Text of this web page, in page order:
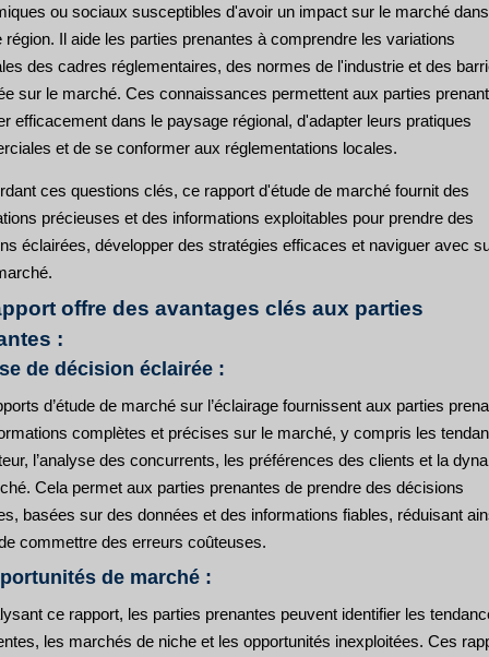
ou sociaux susceptibles d'avoir un impact sur le marché dans
région. Il aide les parties prenantes à comprendre les variations
des cadres réglementaires, des normes de l'industrie et des
sur le marché. Ces connaissances permettent aux parties
efficacement dans le paysage régional, d'adapter leurs pratiques
et de se conformer aux réglementations locales.
ces questions clés, ce rapport d'étude de marché fournit des
précieuses et des informations exploitables pour prendre des
éclairées, développer des stratégies efficaces et naviguer avec
offre des avantages clés aux parties
:
de décision éclairée :
d’étude de marché sur l’éclairage fournissent aux parties
complètes et précises sur le marché, y compris les
l’analyse des concurrents, les préférences des clients et la
Cela permet aux parties prenantes de prendre des décisions
basées sur des données et des informations fiables, réduisant
commettre des erreurs coûteuses.
de marché :
ce rapport, les parties prenantes peuvent identifier les
les marchés de niche et les opportunités inexploitées. Ces